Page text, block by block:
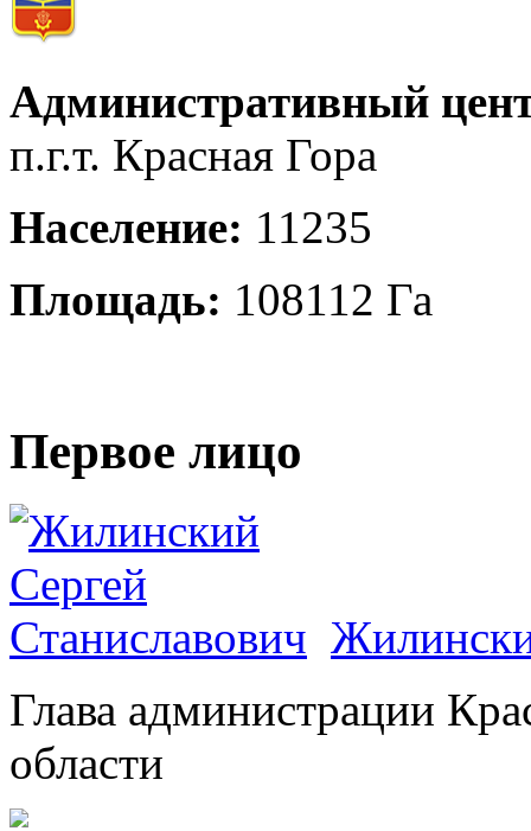
Административный
п.г.т. Красная Гора
Население: 11235
Площадь: 108112 Га
Первое лицо
Глава администрации
области